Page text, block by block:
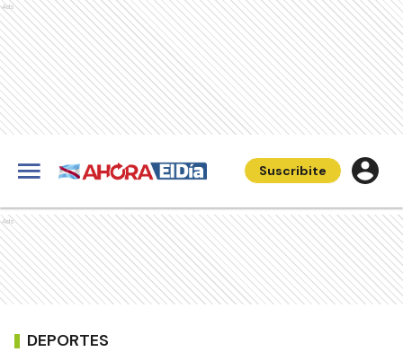
Ads
Suscribite
Ads
DEPORTES